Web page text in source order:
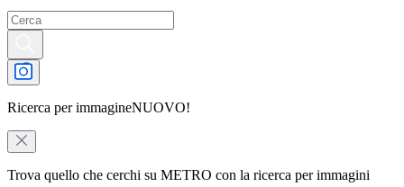
Ricerca per immagineNUOVO!
Trova quello che cerchi su METRO con la ricerca per immagini